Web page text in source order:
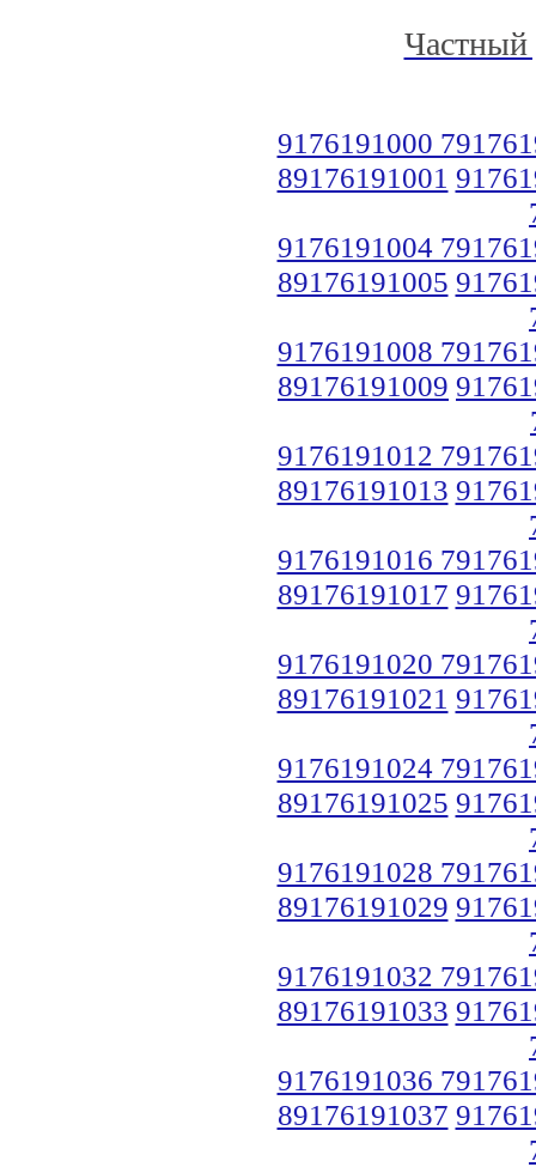
Частный
9176191000
89176191001
9176191004
89176191005
9176191008
89176191009
9176191012
89176191013
9176191016
89176191017
9176191020
89176191021
9176191024
89176191025
9176191028
89176191029
9176191032
89176191033
9176191036
89176191037